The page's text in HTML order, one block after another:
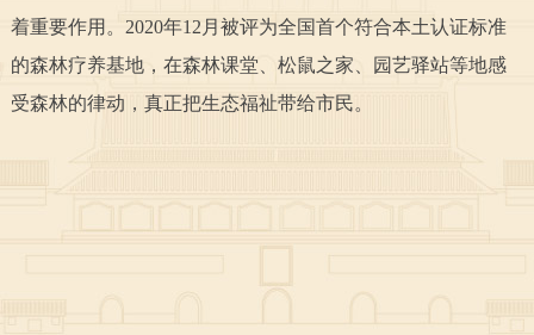
便民服务 利企服务 投资项目
中介服务 阳光政务
在线访谈
着重要作用。2020年12月被评为全国首个符合本土认证标准
的森林疗养基地，在森林课堂、松鼠之家、园艺驿站等地感
受森林的律动，真正把生态福祉带给市民。